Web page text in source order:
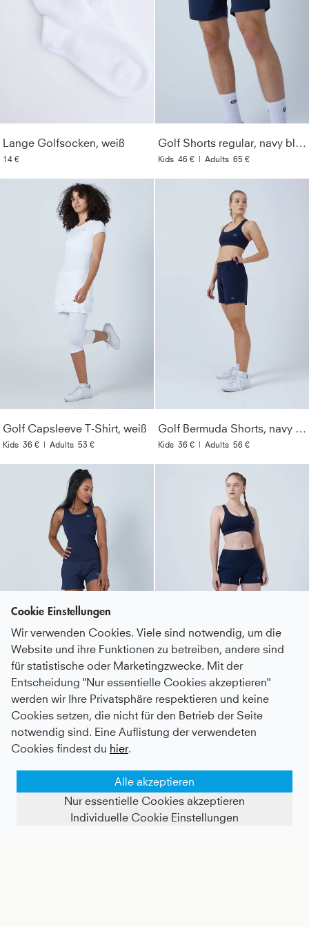
Lange Golfsocken, weiß
14 €
Golf Shorts regular, navy blau
Kids 46 € | Adults 65 €
Golf Capsleeve T-Shirt, weiß
Kids 36 € | Adults 53 €
Golf Bermuda Shorts, navy blau
Kids 36 € | Adults 56 €
Golf Tanktop, navy blau
Kids 37 € | Adults 57 € Kids 50 € | Adults 68 €
Cookie Einstellungen
Wir verwenden Cookies. Viele sind notwendig, um die
Website und ihre Funktionen zu betreiben, andere sind
für statistische oder Marketingzwecke. Mit der
Entscheidung "Nur essentielle Cookies akzeptieren"
werden wir Ihre Privatsphäre respektieren und keine
Cookies setzen, die nicht für den Betrieb der Seite
notwendig sind. Eine Auflistung der verwendeten
Cookies findest du hier.
Alle akzeptieren
Nur essentielle Cookies akzeptieren
Individuelle Cookie Einstellungen